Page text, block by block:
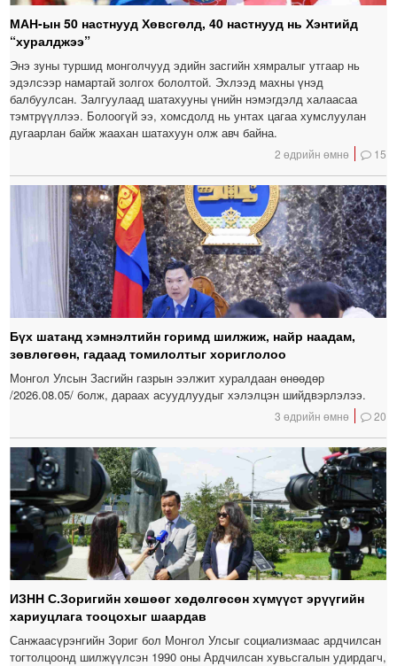
МАН-ын 50 настнууд Хөвсгөлд, 40 настнууд нь Хэнтийд
“хуралджээ”
Энэ зуны туршид монголчууд эдийн засгийн хямралыг утгаар нь
эдэлсээр намартай золгох бололтой. Эхлээд махны үнэд
балбуулсан. Залгуулаад шатахууны үнийн нэмэгдэлд халаасаа
тэмтрүүллээ. Болоогүй ээ, хомсдолд нь унтах цагаа хумслуулан
дугаарлан байж жаахан шатахуун олж авч байна.
2 өдрийн өмнө 15
Бүх шатанд хэмнэлтийн горимд шилжиж, найр наадам,
зөвлөгөөн, гадаад томилолтыг хориглолоо
Монгол Улсын Засгийн газрын ээлжит хуралдаан өнөөдөр
/2026.08.05/ болж, дараах асуудлуудыг хэлэлцэн шийдвэрлэлээ.
3 өдрийн өмнө 20
ИЗНН С.Зоригийн хөшөөг хөдөлгөсөн хүмүүст эрүүгийн
хариуцлага тооцохыг шаардав
Санжаасүрэнгийн Зориг бол Монгол Улсыг социализмаас ардчилсан
тогтолцоонд шилжүүлсэн 1990 оны Ардчилсан хувьсгалын удирдагч,